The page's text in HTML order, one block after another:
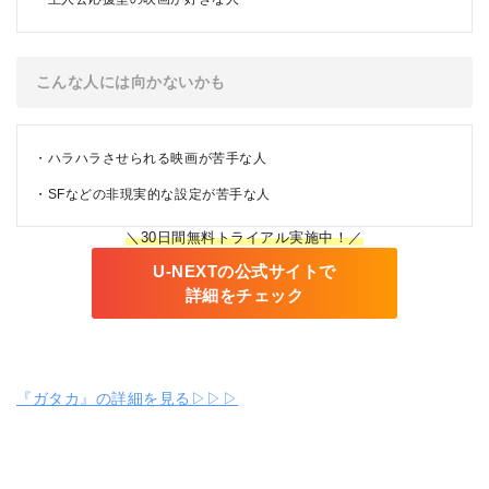
こんな人には向かないかも
ハラハラさせられる映画が苦手な人
SFなどの非現実的な設定が苦手な人
＼30日間無料トライアル実施中！／
U-NEXTの公式サイトで
詳細をチェック
『ガタカ』の詳細を見る▷▷▷